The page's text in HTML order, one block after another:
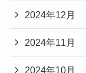
2024年12月
2024年11月
2024年10月